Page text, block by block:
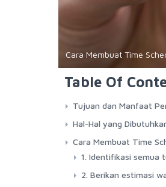
Cara Membuat Time
Table Of
Tujuan dan Manfaat
Hal-Hal yang
Cara Membuat Time
1. Identifikasi semua
2. Berikan estimasi